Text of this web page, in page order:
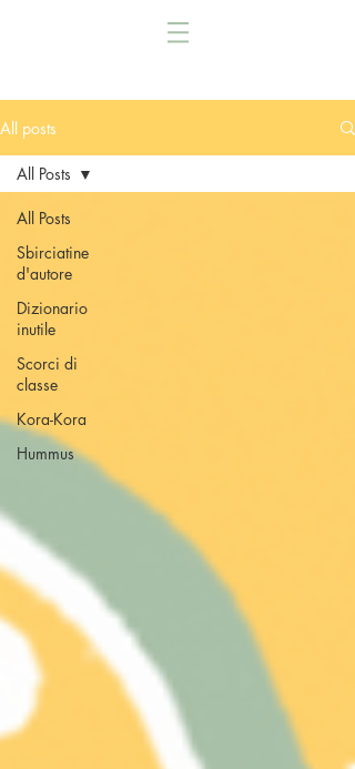
All posts
All Posts
Sbirciatine
d'autore
Dizionario
inutile
Scorci di
classe
Kora-Kora
Hummus
All Posts